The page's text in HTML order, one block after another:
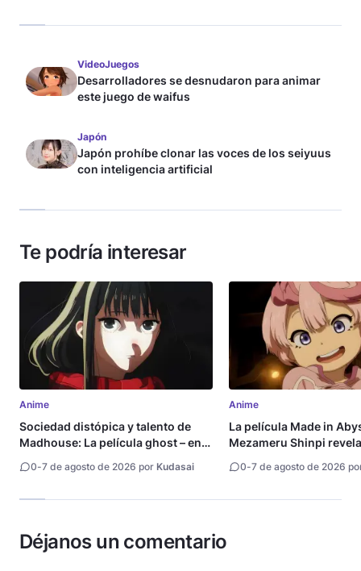
VideoJuegos
Desarrolladores se desnudaron para animar
este juego de waifus
Japón
Japón prohíbe clonar las voces de los seiyuus
con inteligencia artificial
Te podría interesar
Anime
Sociedad distópica y talento de
Madhouse: La película ghost – end
of night revela tráiler
0-7 de agosto de 2026 por Kudasai
Anime
La película Made in
Mezameru Shinpi
fecha de estreno
0-7 de agosto de 2026
Déjanos un comentario